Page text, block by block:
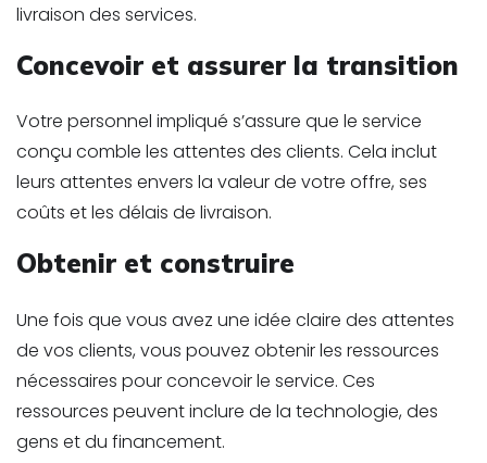
livraison des services.
Concevoir et assurer la transition
Votre personnel impliqué s’assure que le service
conçu comble les attentes des clients. Cela inclut
leurs attentes envers la valeur de votre offre, ses
coûts et les délais de livraison.
Obtenir et construire
Une fois que vous avez une idée claire des attentes
de vos clients, vous pouvez obtenir les ressources
nécessaires pour concevoir le service. Ces
ressources peuvent inclure de la technologie, des
gens et du financement.